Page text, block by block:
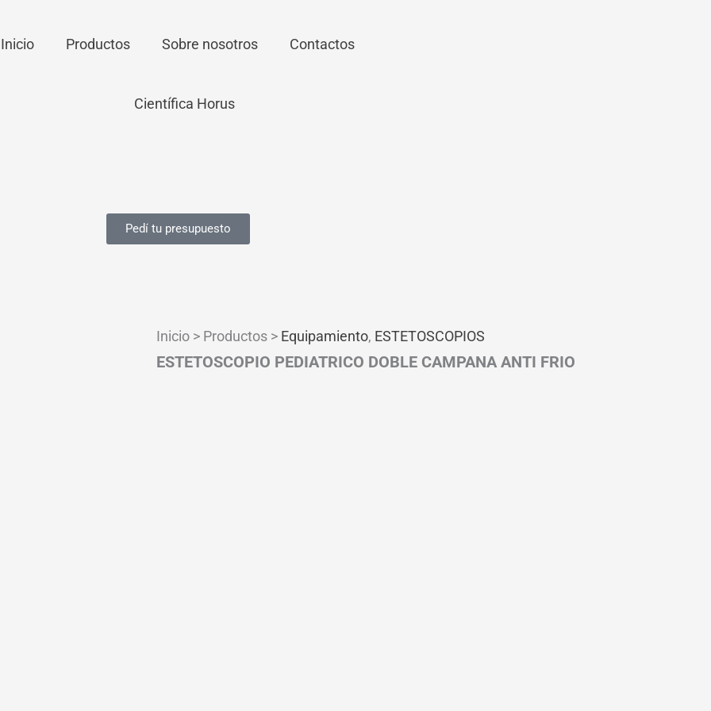
Inicio Productos Sobre nosotros Contactos
Pedí tu presupuesto
Inicio > Productos > Equipamiento, ESTETOSCOPIOS
ESTETOSCOPIO PEDIATRICO DOBLE CAMPANA ANTI FRIO